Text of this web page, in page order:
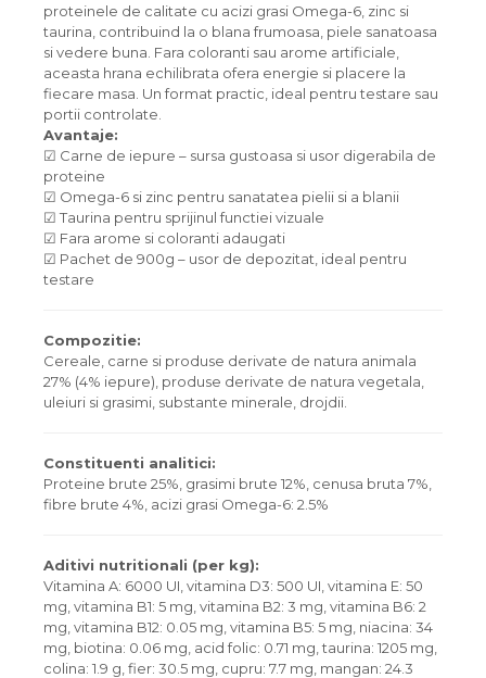
proteinele de calitate cu acizi grasi Omega-6, zinc si
taurina, contribuind la o blana frumoasa, piele sanatoasa
si vedere buna. Fara coloranti sau arome artificiale,
aceasta hrana echilibrata ofera energie si placere la
fiecare masa. Un format practic, ideal pentru testare sau
portii controlate.
Avantaje:
☑ Carne de iepure – sursa gustoasa si usor digerabila de
proteine
☑ Omega-6 si zinc pentru sanatatea pielii si a blanii
☑ Taurina pentru sprijinul functiei vizuale
☑ Fara arome si coloranti adaugati
☑ Pachet de 900g – usor de depozitat, ideal pentru
testare
Compozitie:
Cereale, carne si produse derivate de natura animala
27% (4% iepure), produse derivate de natura vegetala,
uleiuri si grasimi, substante minerale, drojdii.
Constituenti analitici:
Proteine brute 25%, grasimi brute 12%, cenusa bruta 7%,
fibre brute 4%, acizi grasi Omega-6: 2.5%
Aditivi nutritionali (per kg):
Vitamina A: 6000 UI, vitamina D3: 500 UI, vitamina E: 50
mg, vitamina B1: 5 mg, vitamina B2: 3 mg, vitamina B6: 2
mg, vitamina B12: 0.05 mg, vitamina B5: 5 mg, niacina: 34
mg, biotina: 0.06 mg, acid folic: 0.71 mg, taurina: 1205 mg,
colina: 1.9 g, fier: 30.5 mg, cupru: 7.7 mg, mangan: 24.3